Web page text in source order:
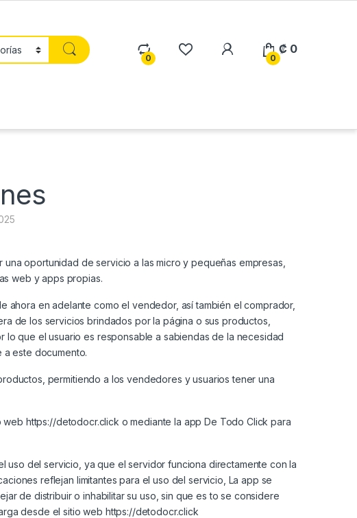
0 0
₡ 0
oportunidad de servicio a las micro y pequeñas empresas,
web y apps propias.
en adelante como el vendedor, así también el comprador,
de los servicios brindados por la página o sus productos,
que el usuario es responsable a sabiendas de la necesidad
este documento.
permitiendo a los vendedores y usuarios tener una
web https://detodocr.click o mediante la app De Todo Click para
uso del servicio, ya que el servidor funciona directamente con la
reflejan limitantes para el uso del servicio, La app se
de distribuir o inhabilitar su uso, sin que es to se considere
desde el sitio web https://detodocr.click